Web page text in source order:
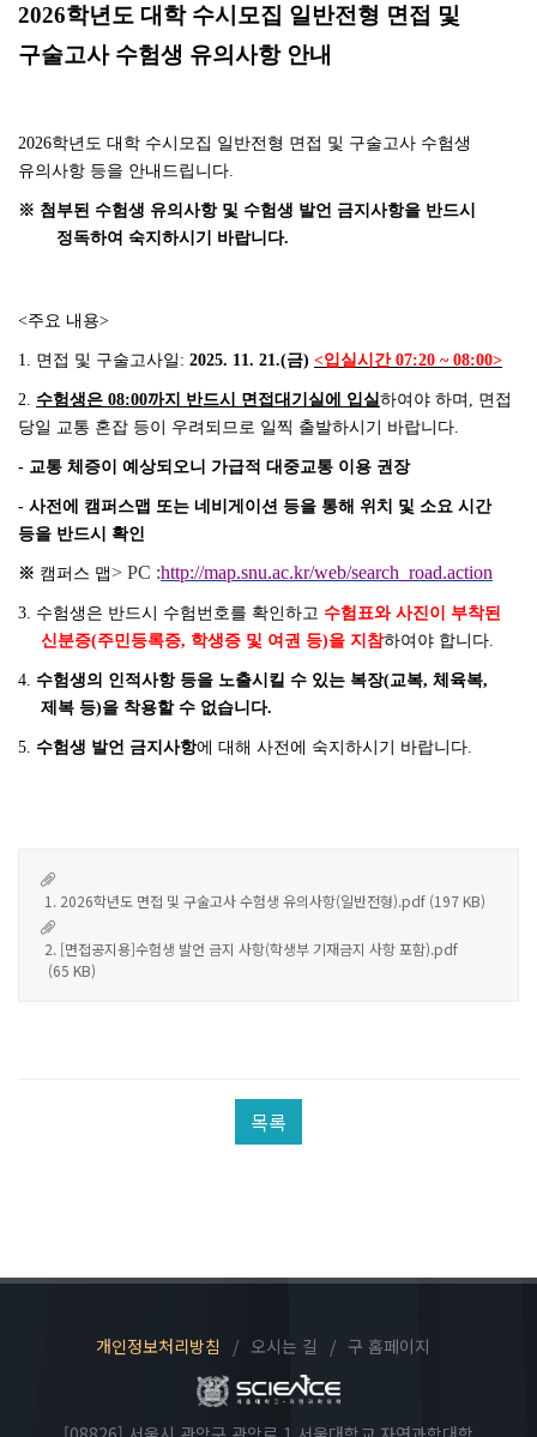
2026학년도 대학 수시모집 일반전형 면접 및
구술고사 수험생 유의사항 안내
2026학년도 대학 수시모집 일반전형 면접 및 구술고사 수험생
유의사항 등을 안내드립니다.
※ 첨부된 수험생 유의사항 및 수험생 발언 금지사항을 반드시
정독하여 숙지하시기 바랍니다.
<주요 내용>
1. 면접 및 구술고사일 : 2025. 11. 21.(금) <입실시간 07:20 ~ 08:00>
2. 수험생은 08:00까지 반드시 면접대기실에 입실하여야 하며 , 면접
당일 교통 혼잡 등이 우려되므로 일찍 출발하시기 바랍니다.
- 교통 체증이 예상되오니 가급적 대중교통 이용 권장
- 사전에 캠퍼스맵 또는 네비게이션 등을 통해 위치 및 소요 시간
등을 반드시 확인
※ 캠퍼스 맵> PC :http://map.snu.ac.kr/web/search_road.action
3. 수험생은 반드시 수험번호를 확인하고 수험표와 사진이 부착된
신분증(주민등록증, 학생증 및 여권 등)을 지참하여야 합니다.
4. 수험생의 인적사항 등을 노출시킬 수 있는 복장(교복, 체육복,
제복 등)을 착용할 수 없습니다.
5. 수험생 발언 금지사항에 대해 사전에 숙지하시기 바랍니다.
1. 2026학년도 면접 및 구술고사 수험생 유의사항(일반전형).pdf (197 KB)
2. [면접공지용]수험생 발언 금지 사항(학생부 기재금지 사항 포함).pdf
(65 KB)
목록
개인정보처리방침 / 오시는 길 / 구 홈페이지
홍보
홍보영상
UI
캠퍼스 안내
교육
글로벌프로그램
최고위과정
자연과학 최고의 강의
연구
연구활동
최신 연구뉴스
연구분야
연구기관
연구소
연구센터
연구지원
자연과학대학 지원사업
학부생 연구인턴십
고충상담
학생상담센터 자:우리
대학시설